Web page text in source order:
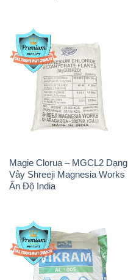
Magie Clorua – MGCL2 Dạng
Vảy Shreeji Magnesia Works
Ấn Độ India